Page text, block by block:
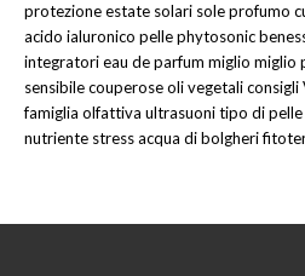
protezioneestate solari soleprofumo
acido ialuronico pellephytosonic
integratorieau de parfum miglio miglio
sensibilecouperoseoli vegetaliconsigli
famiglia olfattiva ultrasuonitipo di pelle
nutriente stressacqua di bolgheri